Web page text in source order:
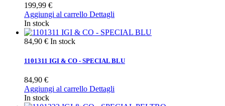
199,99 €
Aggiungi al carrello Dettagli
In stock
84,90 € In stock
1101311 IGI & CO - SPECIAL BLU
84,90 €
Aggiungi al carrello Dettagli
In stock